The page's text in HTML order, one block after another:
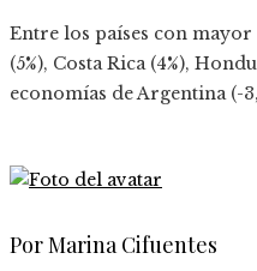
Entre los países con mayor
(5%), Costa Rica (4%),
economías de Argentina (-
Por Marina Cifuentes